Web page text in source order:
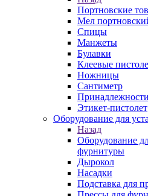
Портновские
Мел
Спицы
Манжеты
Булавки
Клеевые
Ножницы
Сантиметр
Этикет-пистолет
Оборудование для
Назад
Оборудование
фурнитуры
Дырокол
Насадки
Подставка для